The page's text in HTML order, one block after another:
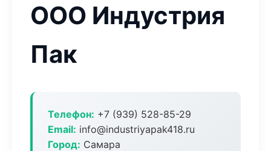
ООО Индустрия
Пак
Телефон: +7 (939) 528-85-29
Email: info@industriyapak418.ru
Город: Самара